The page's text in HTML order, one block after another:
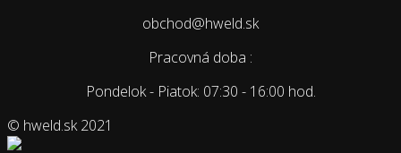
obchod@hweld.sk
Pracovná doba :
Pondelok - Piatok: 07:30 - 16:00 hod.
© hweld.sk 2021